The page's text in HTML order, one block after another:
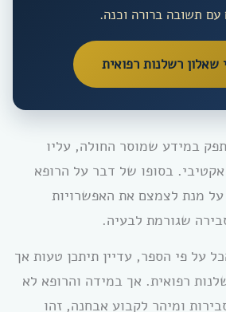
עם תשובה ברורה וכנה.
שאלון רשלנות רפואית
במידע שמוסר החולה, עליו
בסופו של דבר על הרופא
מנת לצמצם את האפשרויות
שגורמת לבעיה.
על פי הספר, עדיין תיתכן טעות אך
רפואית. אך במידה והרופא לא
ומיהר לקבוע אבחנה, זהו